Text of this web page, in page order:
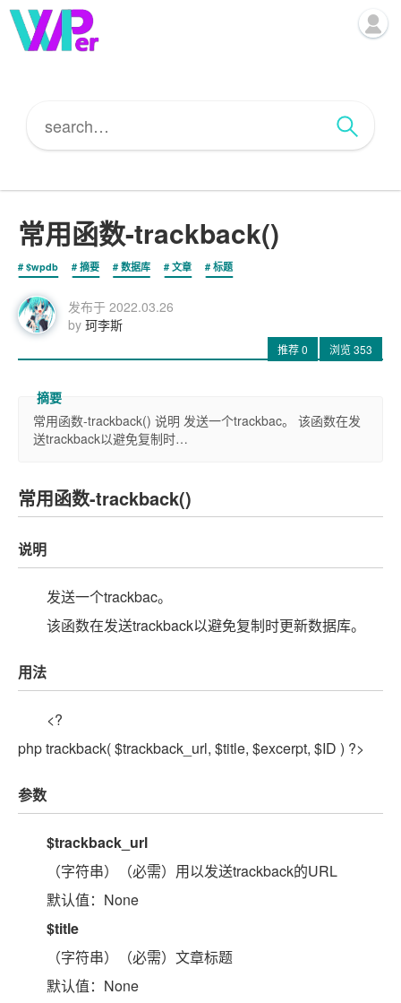
常用函数-trackback()
$wpdb 摘要 数据库 文章 标题
发布于 2022.03.26
by 珂李斯
推荐0 浏览353
常用函数-trackback() 说明 发送一个trackbac。 该函数在发
送trackback以避免复制时…
常用函数-trackback()
说明
发送一个trackbac。
该函数在发送trackback以避免复制时更新数据库。
用法
<?
php trackback( $trackback_url, $title, $excerpt, $ID ) ?>
参数
$trackback_url
（字符串）（必需）用以发送trackback的URL
默认值：None
$title
（字符串）（必需）文章标题
默认值：None